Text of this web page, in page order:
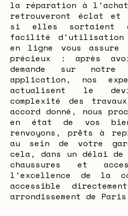
la réparation à
retrouveront éclat et
si elles sortaient
facilité d'utilisation
en ligne vous assure
précieux : après
demande sur
application, nos
actualisent le
complexité des
accord donné, nous
en état de vos
renvoyons, prêts à
au sein de votre
cela, dans un délai
chaussures et
l'excellence de la
accessible
arrondissement de